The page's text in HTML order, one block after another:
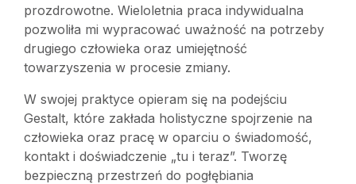
prozdrowotne. Wieloletnia praca indywidualna
pozwoliła mi wypracować uważność na potrzeby
drugiego człowieka oraz umiejętność
towarzyszenia w procesie zmiany.
W swojej praktyce opieram się na podejściu
Gestalt, które zakłada holistyczne spojrzenie na
człowieka oraz pracę w oparciu o świadomość,
kontakt i doświadczenie „tu i teraz”. Tworzę
bezpieczną przestrzeń do pogłębiania